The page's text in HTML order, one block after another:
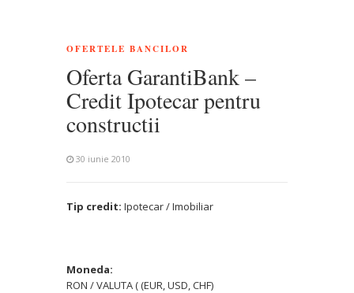
OFERTELE BANCILOR
Oferta GarantiBank –
Credit Ipotecar pentru
constructii
30 iunie 2010
Tip credit: Ipotecar / Imobiliar
Moneda:
RON / VALUTA ( (EUR, USD, CHF)